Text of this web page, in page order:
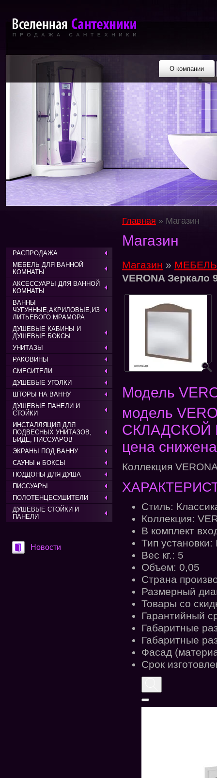
О компании
РАСПРОДАЖА
МЕБЕЛЬ ДЛЯ ВАННОЙ
КОМНАТЫ
АКСЕССУАРЫ ДЛЯ ВАННОЙ
КОМНАТЫ
ВАННЫ
ЧУГУННЫЕ,АКРИЛОВЫЕ,ИЗ
ЛИТЬЕВОГО МРАМОРА
ДУШЕВЫЕ КАБИНЫ И
ДУШЕВЫЕ БОКСЫ
УНИТАЗЫ
РАКОВИНЫ
СМЕСИТЕЛИ
ДУШЕВЫЕ УГОЛКИ
ШТОРЫ НА ВАННУ
ДУШЕВЫЕ ПАНЕЛИ И
СТОЙКИ
ИНСТАЛЛЯЦИЯ ДЛЯ
ПОДВЕСНЫХ УНИТАЗОВ,
БИДЕ, ПИССУАРОВ
ЭКРАНЫ ПОД ВАННУ
САУНЫ и БОКСЫ
ПОДДОНЫ ДЛЯ ДУША
ПИССУАРЫ
ПОЛОТЕНЦЕСУШИТЕЛИ
ДУШЕВЫЕ СТОЙКИ И
ПАНЕЛИ
Новости
Главная » Магазин
Магазин
Магазин »
VERONA Зеркало
Модель
модель
СКЛАДСКОЙ
цена снижена
Коллекция
Стиль:
Коллекция:
В комплект
Тип
Вес кг.: 5
Объем: 0,05
Страна
Размерный
Товары со
Гарантийный
Габаритные
Габаритные
Фасад
Срок